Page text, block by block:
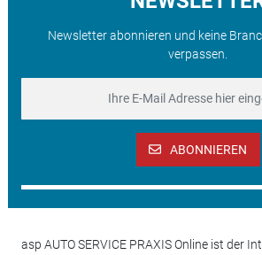
Newsletter abonnieren und keine
verpassen.
ABONNIEREN
asp AUTO SERVICE PRAXIS Online ist der